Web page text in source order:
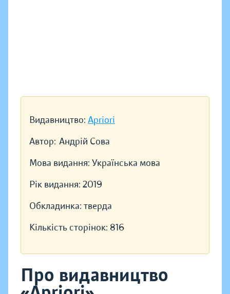
Видавництво: Apriori
Автор: Андрій Сова
Мова видання: Українська мова
Рік видання: 2019
Обкладинка: тверда
Кількість сторінок: 816
Про видавництво